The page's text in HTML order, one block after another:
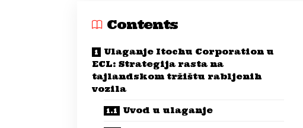
Contents
Ulaganje Itochu Corporation u
ECL: Strategija rasta na
tajlandskom tržištu rabljenih
vozila
Uvod u ulaganje